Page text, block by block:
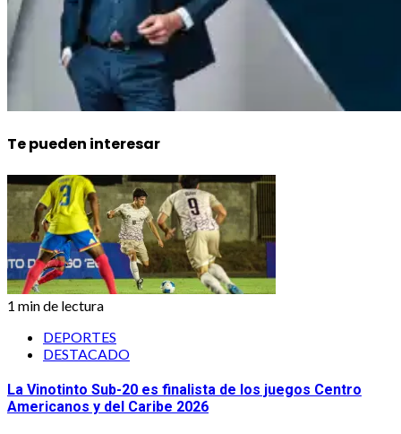
Te pueden interesar
1 min de lectura
DEPORTES
DESTACADO
La Vinotinto Sub-20 es finalista de los juegos Centro
Americanos y del Caribe 2026